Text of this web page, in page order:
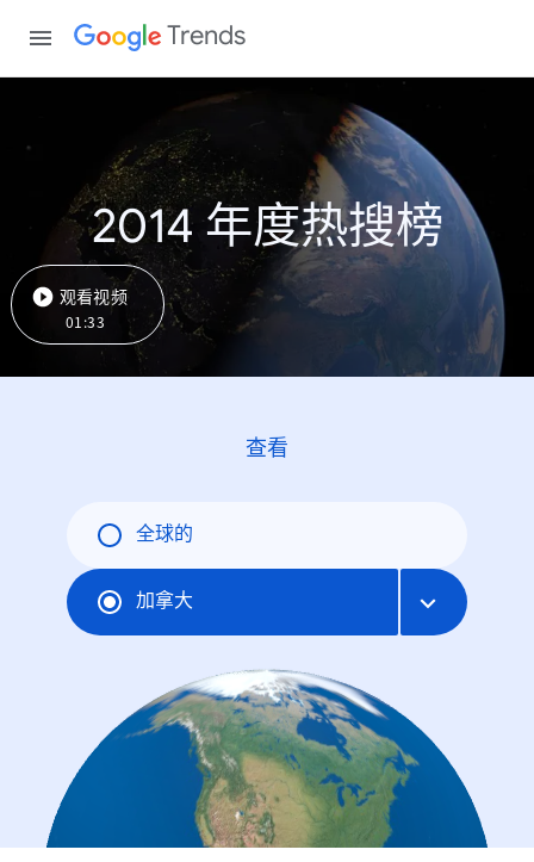
Trends
2014 年度热搜榜
观看视频
01:33
查看
全球的
加拿大